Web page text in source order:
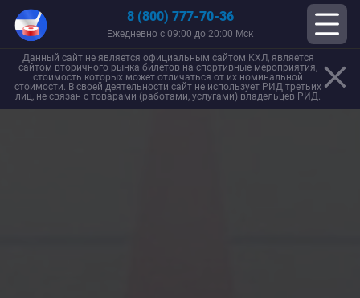
8 (800) 777-70-36
Ежедневно с 09:00 до 20:00 Мск
Данный сайт не является официальным сайтом КХЛ, является
сайтом вторичного рынка билетов на спортивные мероприятия,
стоимость которых может отличаться от их номинальной
стоимости. В своей деятельности сайт не использует РИД третьих
лиц, не связан с товарами (работами, услугами) владельцев РИД.